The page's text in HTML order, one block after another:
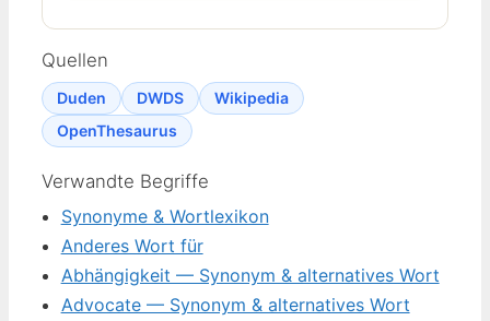
Quellen
Duden DWDS
Wikipedia
OpenThesaurus
Verwandte Begriffe
Synonyme & Wortlexikon
Anderes Wort für
Abhängigkeit — Synonym & alternatives Wort
Advocate — Synonym & alternatives Wort